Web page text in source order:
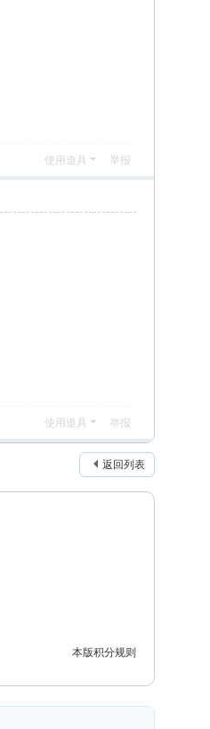
使用道具 举报
使用道具 举报
返回列表
本版积分规则